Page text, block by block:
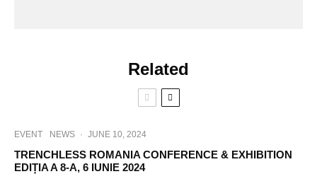
Related
EVENT NEWS · JUNE 10, 2024
TRENCHLESS ROMANIA CONFERENCE & EXHIBITION
EDIȚIA A 8-A, 6 IUNIE 2024